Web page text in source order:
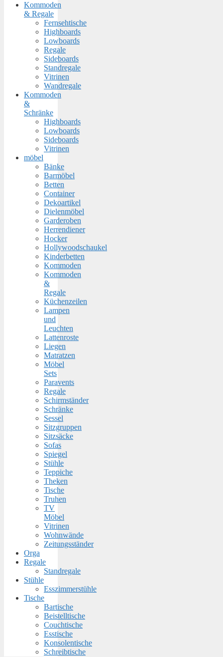
Kommoden
& Regale
Fernsehtische
Highboards
Lowboards
Regale
Sideboards
Standregale
Vitrinen
Wandregale
Kommoden
&
Schränke
Highboards
Lowboards
Sideboards
Vitrinen
möbel
Bänke
Barmöbel
Betten
Container
Dekoartikel
Dielenmöbel
Garderoben
Herrendiener
Hocker
Hollywoodschaukel
Kinderbetten
Kommoden
Kommoden
&
Regale
Küchenzeilen
Lampen
und
Leuchten
Lattenroste
Liegen
Matratzen
Möbel
Sets
Paravents
Regale
Schirmständer
Schränke
Sessel
Sitzgruppen
Sitzsäcke
Sofas
Spiegel
Stühle
Teppiche
Theken
Tische
Truhen
TV
Möbel
Vitrinen
Wohnwände
Zeitungsständer
Orga
Regale
Standregale
Stühle
Esszimmerstühle
Tische
Bartische
Beistelltische
Couchtische
Esstische
Konsolentische
Schreibtische